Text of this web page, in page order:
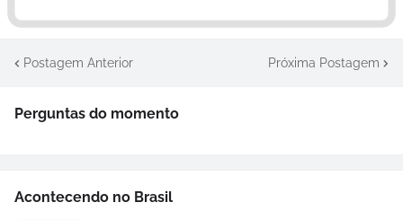
Postagem Anterior Próxima Postagem
Perguntas do momento
Acontecendo no Brasil